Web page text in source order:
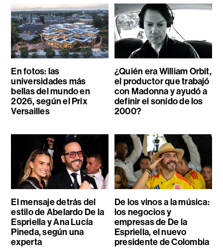
En fotos: las
universidades más
bellas del mundo en
2026, según el Prix
Versailles
¿Quién era William Orbit,
el productor que trabajó
con Madonna y ayudó a
definir el sonido de los
2000?
El mensaje detrás del
estilo de Abelardo De la
Espriella y Ana Lucía
Pineda, según una
experta
De los vinos a la música:
los negocios y
empresas de De la
Espriella, el nuevo
presidente de Colombia